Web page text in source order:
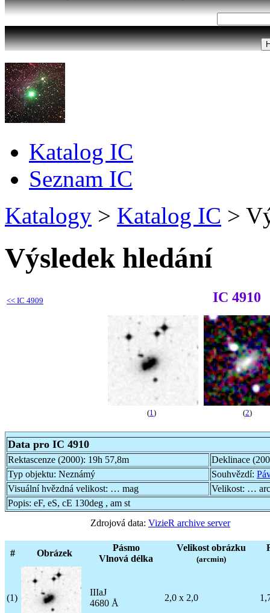
Katalog IC
Seznam IC
Katalogy > Katalog IC >
Výsledek hledání
<< IC 4909 IC 4910
(1 ) (2)
Data pro IC 4910
Rektascenze (2000): 19h 57,8m
Deklinace
Typ objektu: Neznámý Souhvězdí:
Visuální hvězdná velikost: … mag Velikost: …
Popis: eF, eS, cE 130deg , am st
Zdrojová data: VizieR archive server
# Obrázek
Pásmo
Vlnová délka
Velikost obrázku
(arcmin)
(1)
IIIaJ
4680 Å
2,0 x 2,0